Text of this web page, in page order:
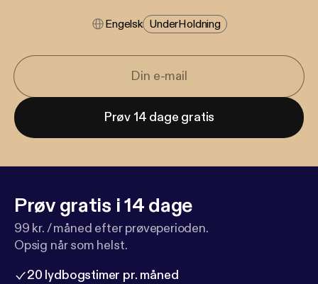
Engelsk Under​holdning
Prøv 14 dage gratis
Prøv gratis i 14 dage
99 kr. / måned efter prøveperioden.
Opsig når som helst.
20 lydbogstimer pr. måned